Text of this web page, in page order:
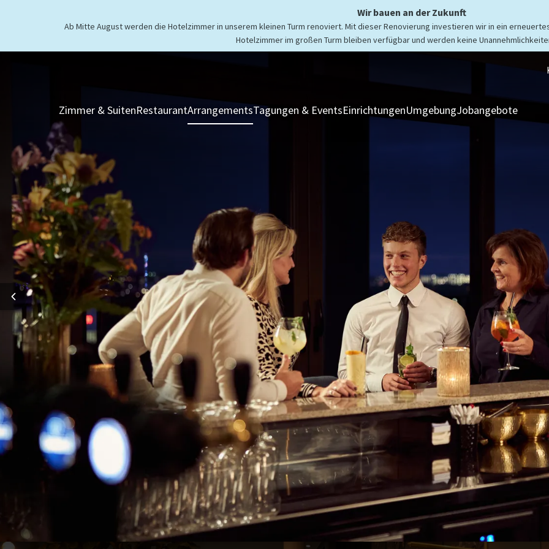
Wir bauen an der Zukunft
Ab Mitte August werden die Hotelzimmer in unserem kleinen Turm renoviert. Mit dieser Renovierung investieren wir in ein
Hotelzimmer im großen Turm bleiben verfügbar und werden keine
Zimmer & SuitenRestaurantArrangementsTagungen & EventsEinrichtungenUmgebungJobangebote